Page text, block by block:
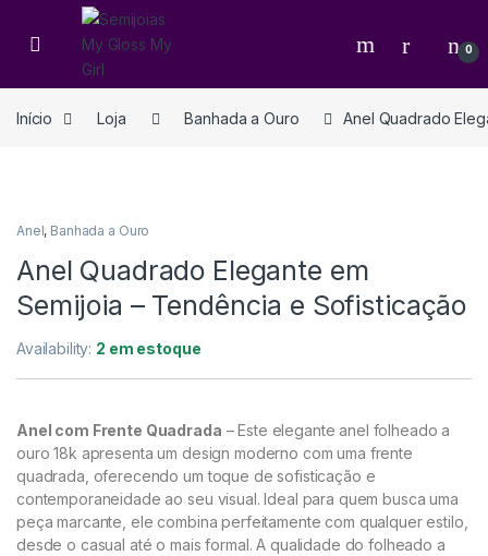
0
Início Loja Banhada a Ouro Anel Quadrado
Anel, Banhada a Ouro
Anel Quadrado Elegante em
Semijoia – Tendência e Sofisticação
Availability: 2 em estoque
Anel com Frente Quadrada – Este elegante anel folheado a
ouro 18k apresenta um design moderno com uma frente
quadrada, oferecendo um toque de sofisticação e
contemporaneidade ao seu visual. Ideal para quem busca uma
peça marcante, ele combina perfeitamente com qualquer estilo,
desde o casual até o mais formal. A qualidade do folheado a